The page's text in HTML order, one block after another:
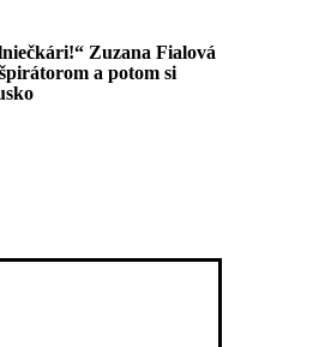
Zuzana Fialová
a potom si